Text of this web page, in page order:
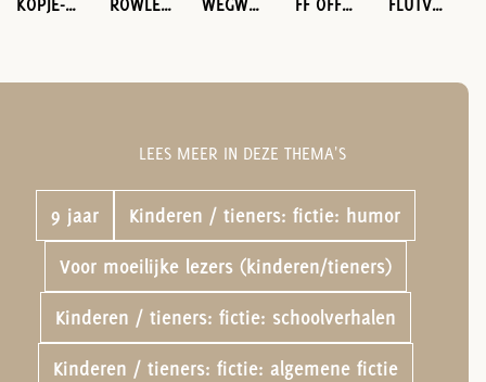
KOPJE-ONDER ROWLEY JEFFERSON’S AWESOME FRIENDLY SPOOKY STORIES 2 WEGWEZEN FF OFFLINE FLUTVAKANTIE
9 jaar Kinderen / tieners: fictie: humor
Voor moeilijke lezers (kinderen/tieners)
Kinderen / tieners: fictie: schoolverhalen
Kinderen / tieners: fictie: algemene fictie
LEES MEER IN DEZE THEMA'S